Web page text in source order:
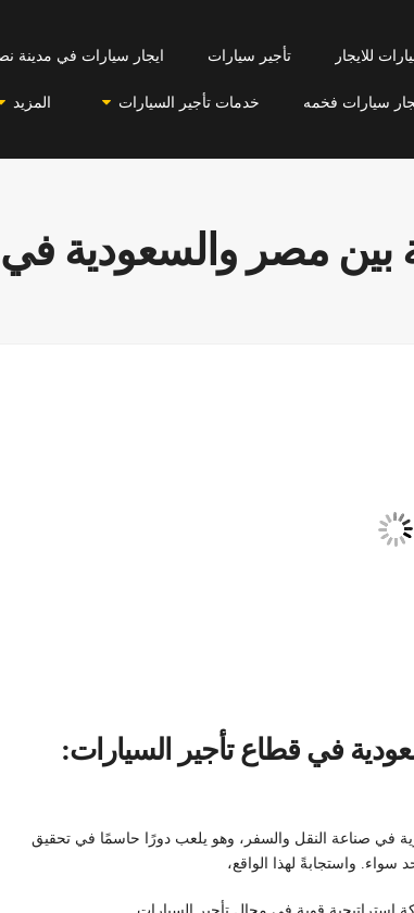
للايجار تأجير سيارات ايجار سيارات في مدينة
سيارات فخمه خدمات تأجير السيارات المزيد
بين مصر والسعودية
في قطاع تأجير السيارات:
في صناعة النقل والسفر، وهو يلعب دورًا حاسمًا في تحقيق
سواء. واستجابةً لهذا الواقع،